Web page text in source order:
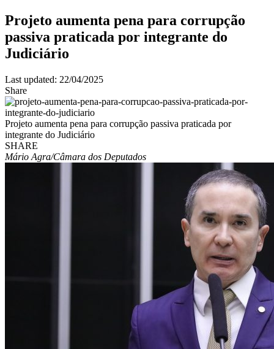
Projeto aumenta pena para corrupção
passiva praticada por integrante do
Judiciário
Last updated: 22/04/2025
Share
Projeto aumenta pena para corrupção passiva praticada por
integrante do Judiciário
SHARE
Mário Agra/Câmara dos Deputados